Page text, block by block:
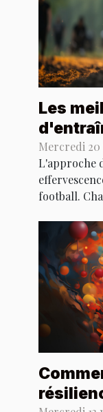
Les
de
Mercredi 20
L'approche
football.